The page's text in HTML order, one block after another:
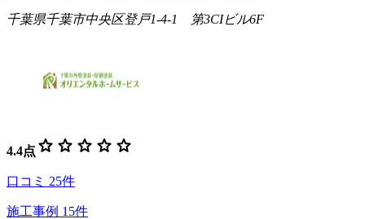
千葉県千葉市中央区登戸1-4-1 第3CIビル6F
4.4点 star star star star star
口コミ 25件
施工事例 15件